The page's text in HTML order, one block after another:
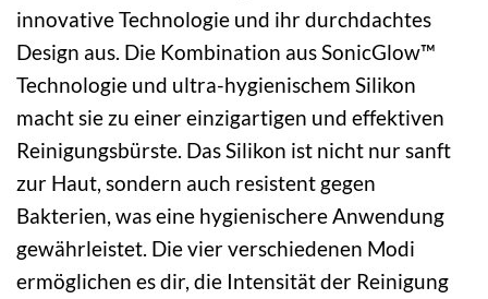
innovative Technologie und ihr durchdachtes
Design aus. Die Kombination aus SonicGlow™
Technologie und ultra-hygienischem Silikon
macht sie zu einer einzigartigen und effektiven
Reinigungsbürste. Das Silikon ist nicht nur sanft
zur Haut, sondern auch resistent gegen
Bakterien, was eine hygienischere Anwendung
gewährleistet. Die vier verschiedenen Modi
ermöglichen es dir, die Intensität der Reinigung